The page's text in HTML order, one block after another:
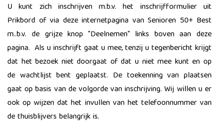
U kunt zich inschrijven m.b.v. het inschrijfformulier uit
Prikbord of via deze internetpagina van Senioren 50+ Best
m..b.v. de grijze knop "Deelnemen" links boven aan deze
pagina. Als u inschrijft gaat u mee, tenzij u tegenbericht krijgt
dat het bezoek niet doorgaat of dat u niet mee kunt en op
de wachtlijst bent geplaatst. De toekenning van plaatsen
gaat op basis van de volgorde van inschrijving. Wij willen u er
ook op wijzen dat het invullen van het telefoonnummer van
de thuisblijvers belangrijk is.